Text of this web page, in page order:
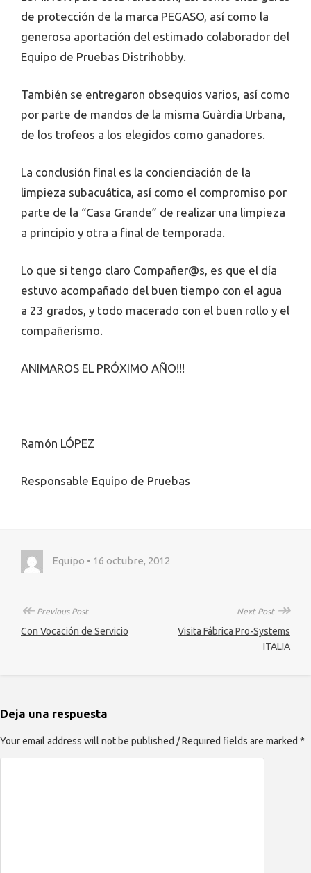
de protección de la marca PEGASO, así como la
generosa aportación del estimado colaborador del
Equipo de Pruebas Distrihobby.
También se entregaron obsequios varios, así como
por parte de mandos de la misma Guàrdia Urbana,
de los trofeos a los elegidos como ganadores.
La conclusión final es la concienciación de la
limpieza subacuática, así como el compromiso por
parte de la “Casa Grande” de realizar una limpieza
a principio y otra a final de temporada.
Lo que si tengo claro Compañer@s, es que el día
estuvo acompañado del buen tiempo con el agua
a 23 grados, y todo macerado con el buen rollo y el
compañerismo.
ANIMAROS EL PRÓXIMO AÑO!!!
Ramón LÓPEZ
Responsable Equipo de Pruebas
Equipo • 16 octubre, 2012
↞Previous Post
Con Vocación de Servicio
Next Post ↠
Visita Fábrica Pro-Systems
ITALIA
Deja una respuesta
Your email address will not be published / Required fields are marked *